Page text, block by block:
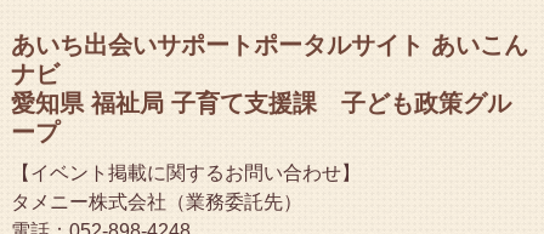
あいち出会いサポートポータルサイト あいこん
ナビ
愛知県 福祉局 子育て支援課 子ども政策グル
ープ
【イベント掲載に関するお問い合わせ】
タメニー株式会社（業務委託先）